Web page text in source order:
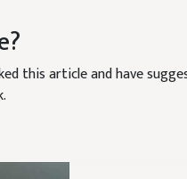
this article and have